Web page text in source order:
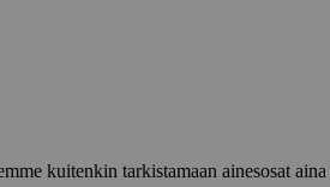
kuitenkin tarkistamaan ainesosat